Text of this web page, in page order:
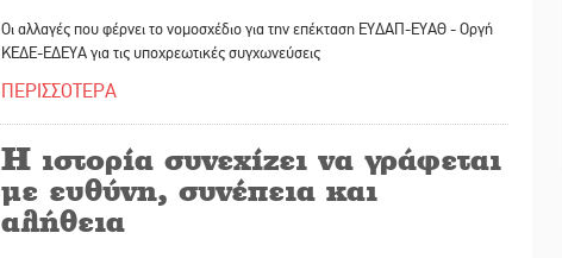
Οι αλλαγές που φέρνει το νομοσχέδιο για την επέκταση ΕΥΔΑΠ-ΕΥΑΘ - Οργή
ΚΕΔΕ-ΕΔΕΥΑ για τις υποχρεωτικές συγχωνεύσεις
ΠΕΡΙΣΣΟΤΕΡΑ
Η ιστορία συνεχίζει να γράφεται
με ευθύνη, συνέπεια και
αλήθεια